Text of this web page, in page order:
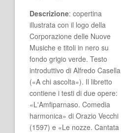
Descrizione: copertina
illustrata con il logo della
Corporazione delle Nuove
Musiche e titoli in nero su
fondo grigio verde. Testo
introduttivo di Alfredo Casella
(«A chi ascolta»). Il libretto
contiene i testi di due opere:
«L'Amfiparnaso. Comedia
harmonica» di Orazio Vecchi
(1597) e «Le nozze. Cantata